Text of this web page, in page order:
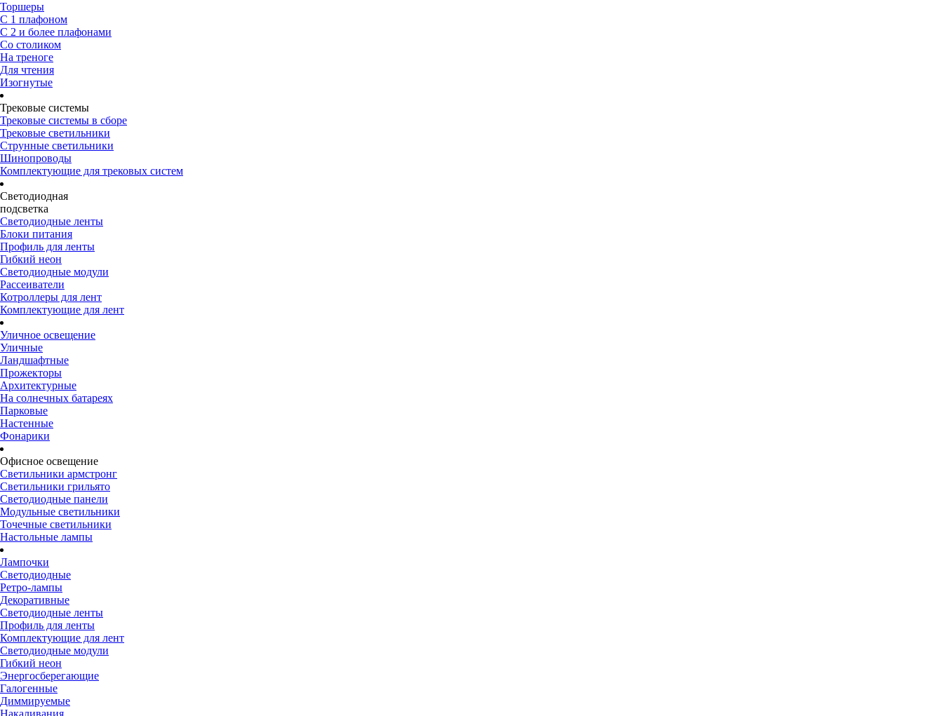
Торшеры
С 1 плафоном
С 2 и более плафонами
Со столиком
На треноге
Для чтения
Изогнутые
Трековые системы
Трековые системы в сборе
Трековые светильники
Струнные светильники
Шинопроводы
Комплектующие для трековых систем
Светодиодная
подсветка
Светодиодные ленты
Блоки питания
Профиль для ленты
Гибкий неон
Светодиодные модули
Рассеиватели
Котроллеры для лент
Комплектующие для лент
Уличное освещение
Уличные
Ландшафтные
Прожекторы
Архитектурные
На солнечных батареях
Парковые
Настенные
Фонарики
Офисное освещение
Светильники армстронг
Светильники грильято
Светодиодные панели
Модульные светильники
Точечные светильники
Настольные лампы
Лампочки
Светодиодные
Ретро-лампы
Декоративные
Светодиодные ленты
Профиль для ленты
Комплектующие для лент
Светодиодные модули
Гибкий неон
Энергосберегающие
Галогенные
Диммируемые
Накаливания